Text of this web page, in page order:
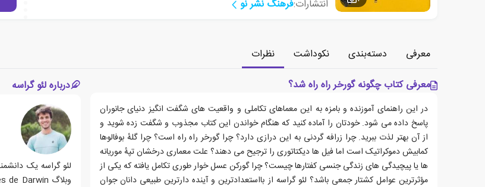
انتشارات:فرهنگ نشر نو
معرفی دسته‌بندی نکوداشت
نظرات
معرفی کتاب چگونه گورخر راه راه شد؟
در این راهنمای آموزنده و بامزه به این معماهای تکاملی و واقعیت های شگفت انگیز دنیای جانوران
پاسخ داده می شود. خودتان را آماده کنید که هنگام خواندن این کتاب مجذوب و شگفت زده شوید و
از آن بهتر لذت ببرید. چرا زرافه گردنی به این درازی دارد؟ چرا گورخر راه راه است؟ چرا گلهٔ بوفالوها
کمابیش دموکراتیک است اما فیل ها دیکتاتوری را ترجیح می دهند؟ علت معماری درخشان تپهٔ موریانه
ها یا پیچیدگی های زندگی جنسی کفتارها چیست؟ چرا گورکن عسل خوار طوری تکامل یافته که یکی از
مؤثرترین عوامل کشتار جمعی باشد؟ لئو گراسه از بااستعدادترین و آینده دارترین طبیعی دانان جوان
درباره لئو گراسه
لئو گراسه یک